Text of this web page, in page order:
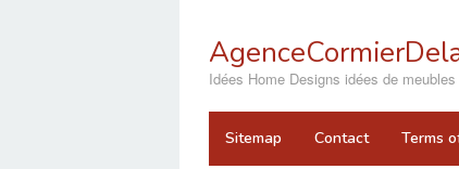
content
Idées Home Designs idées de
Sitemap Contact Terms